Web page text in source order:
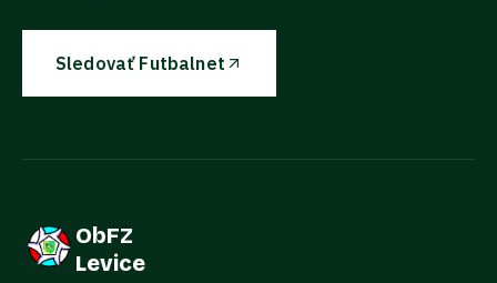
Sledovať Futbalnet
ObFZ
Levice